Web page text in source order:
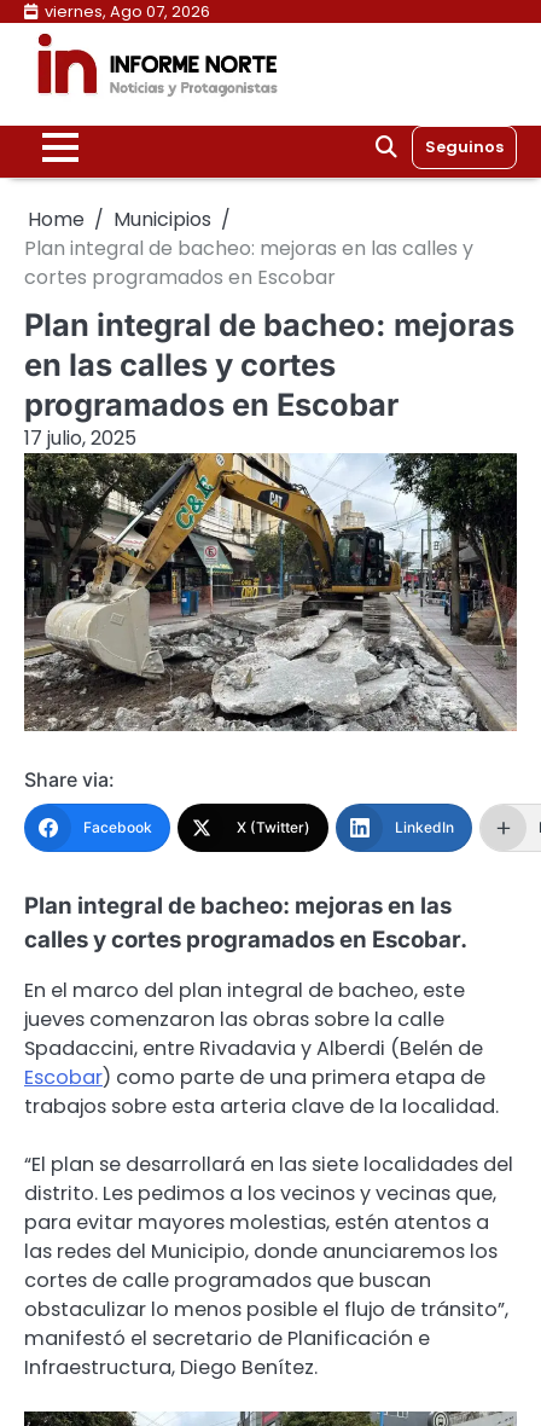
Skip
content
viernes, Ago 07, 2026
Seguinos
Home
Municipios
Plan integral de bacheo: mejoras en las calles y
cortes programados en Escobar
Plan integral de bacheo: mejoras
en las calles y cortes
programados en Escobar
17 julio, 2025
Share via:
Facebook X (Twitter) LinkedIn
Plan integral de bacheo: mejoras en las
calles y cortes programados en Escobar.
En el marco del plan integral de bacheo, este
jueves comenzaron las obras sobre la calle
Spadaccini, entre Rivadavia y Alberdi (Belén de
Escobar) como parte de una primera etapa de
trabajos sobre esta arteria clave de la localidad.
“El plan se desarrollará en las siete localidades del
distrito. Les pedimos a los vecinos y vecinas que,
para evitar mayores molestias, estén atentos a
las redes del Municipio, donde anunciaremos los
cortes de calle programados que buscan
obstaculizar lo menos posible el flujo de tránsito”,
manifestó el secretario de Planificación e
Infraestructura, Diego Benítez.